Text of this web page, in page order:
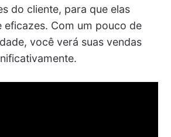
do cliente, para que elas
eficazes. Com um pouco de
você verá suas vendas